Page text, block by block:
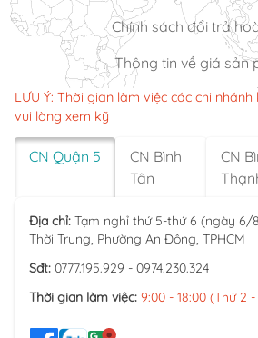
Chính sách đổi trả
Thông tin về giá sản
LƯU Ý: Thời gian làm việc các chi
vui lòng xem kỹ
CN Quận 5
CN Bình
Tân
CN
Địa chỉ: Tạm nghỉ thứ 5-thứ 6 (ngày 6/
Thời Trung, Phường An Đông, TPHCM
Sđt: 0777.195.929 - 0974.230.324
Thời gian làm việc: 9:00 - 18:00 (Thứ 2